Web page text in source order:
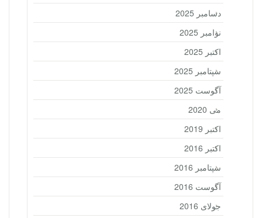
دسامبر 2025
نوامبر 2025
اکتبر 2025
سپتامبر 2025
آگوست 2025
می 2020
اکتبر 2019
اکتبر 2016
سپتامبر 2016
آگوست 2016
جولای 2016